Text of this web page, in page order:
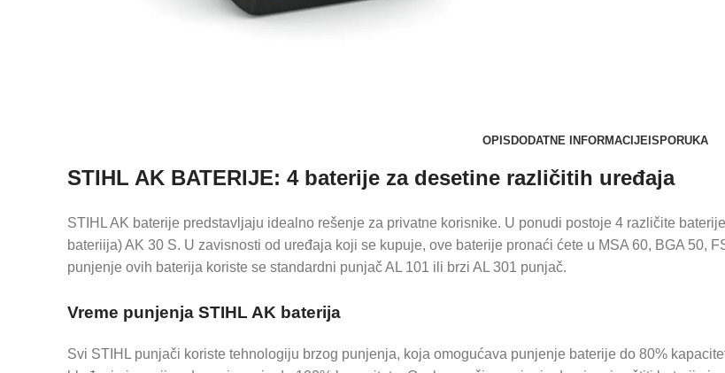
OPIS DODATNE INFORMACIJEISPORUKA
STIHL AK BATERIJE: 4 baterije za desetine različitih uređaja
STIHL AK baterije predstavljaju idealno rešenje za privatne korisnike. U ponudi postoje 4 različite
bateriija) AK 30 S. U zavisnosti od uređaja koji se kupuje, ove baterije pronaći ćete u MSA 60, BGA 50,
punjenje ovih baterija koriste se standardni punjač AL 101 ili brzi AL 301 punjač.
Vreme punjenja STIHL AK baterija
Svi STIHL punjači koriste tehnologiju brzog punjenja, koja omogućava punjenje baterije do 80%